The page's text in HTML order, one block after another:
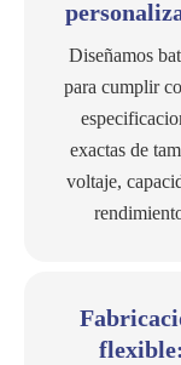
Diseñamos
para cumplir
exactas de
voltaje,
flexible: